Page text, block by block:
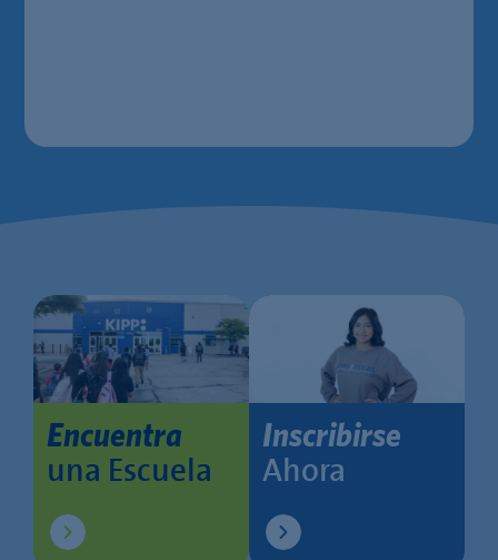
Encuentra
una Escuela
Inscribirse
Ahora